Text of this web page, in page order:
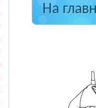
На